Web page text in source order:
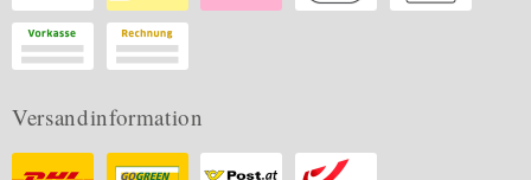
Versandinformation